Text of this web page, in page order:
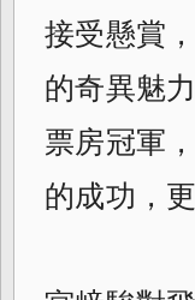
接受懸賞
的奇異魅
票房冠軍
的成功，